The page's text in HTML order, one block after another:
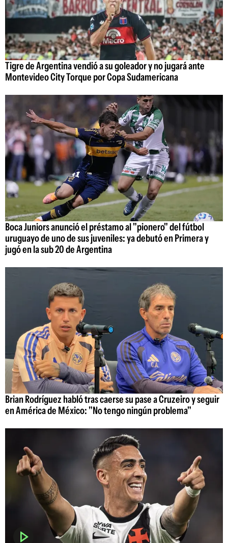
Tigre de Argentina vendió a su goleador y no jugará ante
Montevideo City Torque por Copa Sudamericana
Boca Juniors anunció el préstamo al "pionero" del fútbol
uruguayo de uno de sus juveniles: ya debutó en Primera y
jugó en la sub 20 de Argentina
Brian Rodríguez habló tras caerse su pase a Cruzeiro y seguir
en América de México: "No tengo ningún problema"